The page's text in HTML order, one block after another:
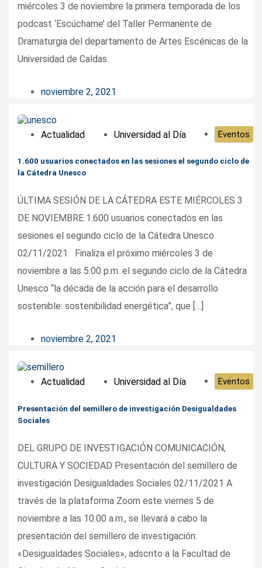
miércoles 3 de noviembre la primera temporada de los
podcast ‘Escúchame’ del Taller Permanente de
Dramaturgia del departamento de Artes Escénicas de la
Universidad de Caldas.
noviembre 2, 2021
Actualidad Universidad al Día Eventos
1.600 usuarios conectados en las sesiones el segundo ciclo de
la Cátedra Unesco
ÚLTIMA SESIÓN DE LA CÁTEDRA ESTE MIÉRCOLES 3
DE NOVIEMBRE 1.600 usuarios conectados en las
sesiones el segundo ciclo de la Cátedra Unesco
02/11/2021 Finaliza el próximo miércoles 3 de
noviembre a las 5:00 p.m. el segundo ciclo de la Cátedra
Unesco “la década de la acción para el desarrollo
sostenible: sostenibilidad energética”, que […]
noviembre 2, 2021
Actualidad Universidad al Día Eventos
Presentación del semillero de investigación Desigualdades
Sociales
DEL GRUPO DE INVESTIGACIÓN COMUNICACIÓN,
CULTURA Y SOCIEDAD Presentación del semillero de
investigación Desigualdades Sociales 02/11/2021 A
través de la plataforma Zoom este viernes 5 de
noviembre a las 10:00 a.m., se llevará a cabo la
presentación del semillero de investigación:
«Desigualdades Sociales», adscrito a la Facultad de